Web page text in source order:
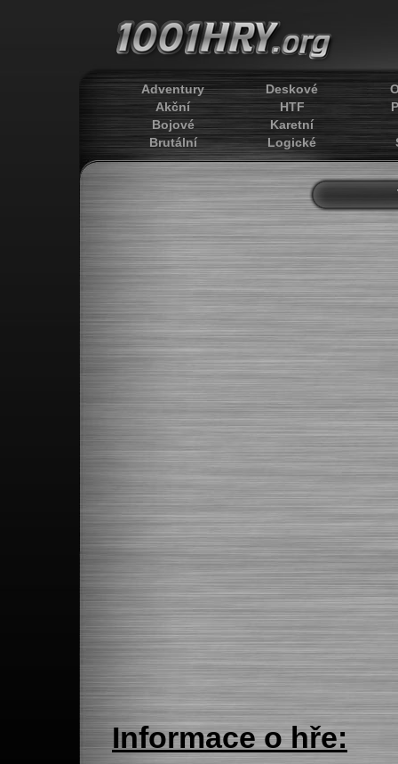
Adventury
Akční
Bojové
Brutální
Deskové
HTF
Karetní
Logické
Informace o hře: